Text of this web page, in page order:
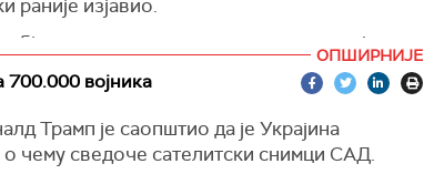
изјавио.
корисника друштвене мреже који се
који је доделио Вашингтон и питао се "ко
је Маск на друштвеној мрежи
"презиру" Володимира Зеленског,
ОПШИРНИЈЕ
700.000 војника
Трамп је саопштио да је Украјина
чему сведоче сателитски снимци САД.